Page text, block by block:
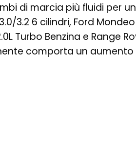
di marcia più fluidi per
3.2 6 cilindri, Ford
Turbo Benzina e Range
comporta un aumento